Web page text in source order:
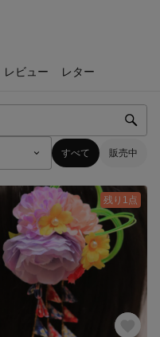
レビュー レター
すべて 販売中
残り1点